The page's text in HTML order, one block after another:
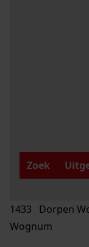
Zoek
1433 Dorpen
Wognum